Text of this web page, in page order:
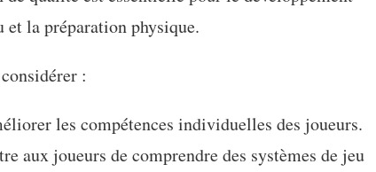
et la préparation physique.
:
les compétences individuelles des joueurs.
aux joueurs de comprendre des systèmes de jeu